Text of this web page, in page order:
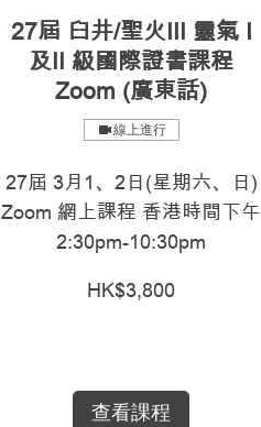
27屆 臼井/聖火III 靈氣 I
及II 級國際證書課程
Zoom (廣東話)
線上進行
27屆 3月1、2日(星期六、日)
Zoom 網上課程 香港時間下午
2:30pm-10:30pm
HK$3,800
查看課程